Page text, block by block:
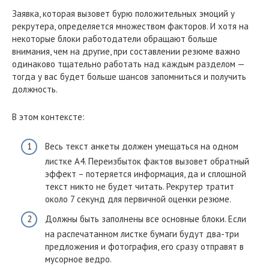
Заявка, которая вызовет бурю положительных эмоций у
рекрутера, определяется множеством факторов. И хотя на
некоторые блоки работодатели обращают больше
внимания, чем на другие, при составлении резюме важно
одинаково тщательно работать над каждым разделом —
тогда у вас будет больше шансов запомниться и получить
должность.
В этом контексте:
Весь текст анкеты должен умещаться на одном
листке А4. Переизбыток фактов вызовет обратный
эффект – потеряется информация, да и сплошной
текст никто не будет читать. Рекрутер тратит
около 7 секунд для первичной оценки резюме.
Должны быть заполнены все основные блоки. Если
на распечатанном листке бумаги будут два-три
предложения и фотография, его сразу отправят в
мусорное ведро.